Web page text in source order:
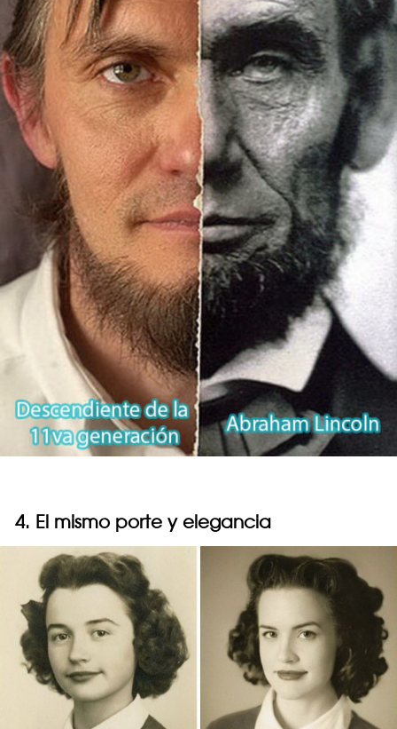
4. El mismo porte y elegancia